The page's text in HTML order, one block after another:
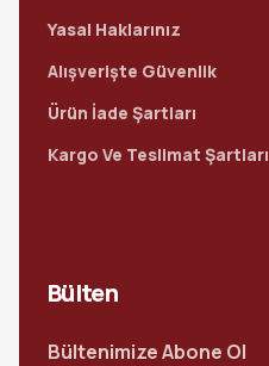
Yasal Haklarınız
Alışverişte Güvenlik
Ürün İade Şartları
Kargo Ve Teslimat Şartları
Bülten
Bültenimize Abone Ol